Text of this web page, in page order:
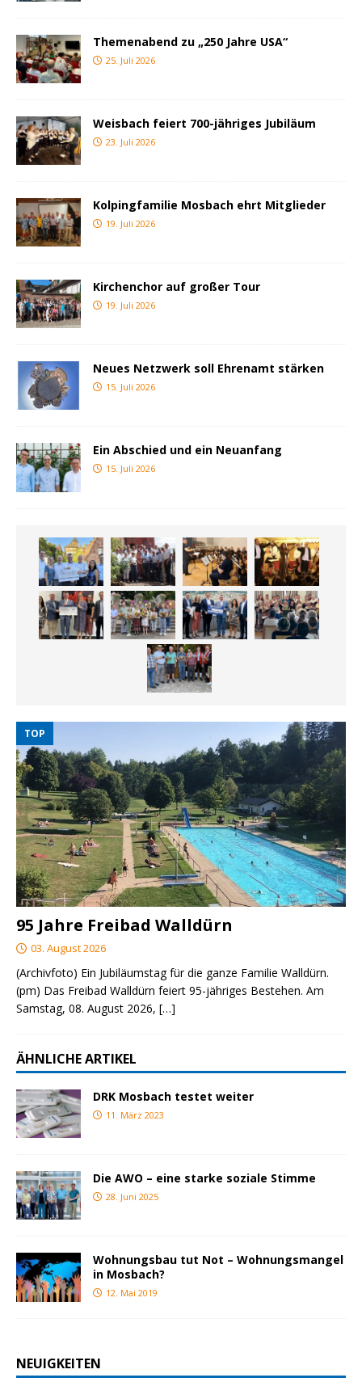
Themenabend zu „250 Jahre USA“
25. Juli 2026
Weisbach feiert 700-jähriges Jubiläum
23. Juli 2026
Kolpingfamilie Mosbach ehrt Mitglieder
19. Juli 2026
Kirchenchor auf großer Tour
19. Juli 2026
Neues Netzwerk soll Ehrenamt stärken
15. Juli 2026
Ein Abschied und ein Neuanfang
15. Juli 2026
TOP
95 Jahre Freibad Walldürn
03. August 2026
(Archivfoto) Ein Jubiläumstag für die ganze Familie Walldürn.
(pm) Das Freibad Walldürn feiert 95-jähriges Bestehen. Am
Samstag, 08. August 2026, […]
ÄHNLICHE ARTIKEL
DRK Mosbach testet weiter
11. März 2023
Die AWO – eine starke soziale Stimme
28. Juni 2025
Wohnungsbau tut Not – Wohnungsmangel
in Mosbach?
12. Mai 2019
NEUIGKEITEN